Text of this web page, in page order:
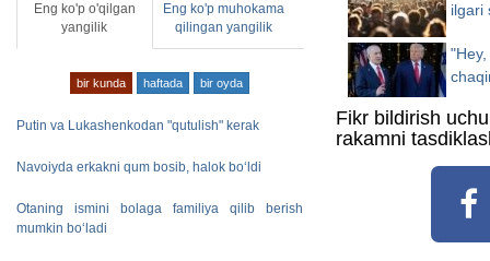
Eng ko'p o'qilgan
yangilik
Eng ko'p muhokama
qilingan yangilik
bir kunda haftada bir oyda
Putin va Lukashenkodan "qutulish" kerak
Navoiyda erkakni qum bosib, halok bo‘ldi
Otaning ismini bolaga familiya qilib berish
mumkin bo‘ladi
ilgari
Fikr bildirish
rakamni